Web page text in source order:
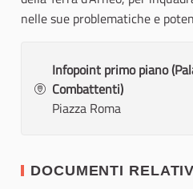
nelle sue problematiche e
Infopoint primo piano
Combattenti)
Piazza Roma
DOCUMENTI